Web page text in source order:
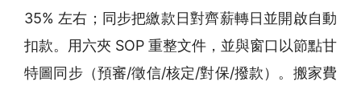
35% 左右；同步把繳款日對齊薪轉日並開啟自動
扣款。用六夾 SOP 重整文件，並與窗口以節點甘
特圖同步（預審/徵信/核定/對保/撥款）。搬家費